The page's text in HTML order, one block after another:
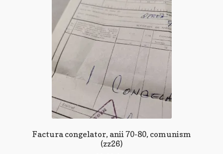
Factura congelator, anii 70-80, comunism
(zz26)